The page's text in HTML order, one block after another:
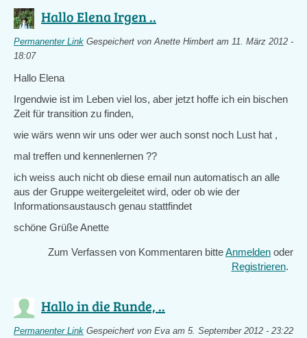
Hallo Elena Irgen ..
Permanenter Link Gespeichert vonAnette Himbert am 11. März 2012 -
18:07
Hallo Elena
Irgendwie ist im Leben viel los, aber jetzt hoffe ich ein bischen
Zeit für transition zu finden,
wie wärs wenn wir uns oder wer auch sonst noch Lust hat ,
mal treffen und kennenlernen ??
ich weiss auch nicht ob diese email nun automatisch an alle
aus der Gruppe weitergeleitet wird, oder ob wie der
Informationsaustausch genau stattfindet
schöne Grüße Anette
Zum Verfassen von Kommentaren bitteAnmelden oder
Registrieren.
Hallo in die Runde, ..
Permanenter Link Gespeichert von Eva am 5. September 2012 - 23:22